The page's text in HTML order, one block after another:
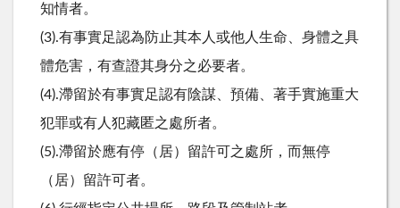
知情者。
(3).有事實足認為防止其本人或他人生命、身體之具
體危害，有查證其身分之必要者。
(4).滯留於有事實足認有陰謀、預備、著手實施重大
犯罪或有人犯藏匿之處所者。
(5).滯留於應有停（居）留許可之處所，而無停
（居）留許可者。